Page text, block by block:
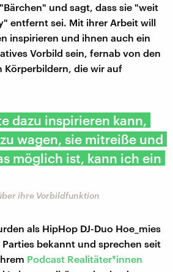
und sagt, dass sie "weit
entfernt sei. Mit ihrer Arbeit will
inspirieren und ihnen auch ein
Vorbild sein, fernab von den
Körperbildern, die wir auf
dazu inspirieren kann,
wagen, sie mitreiße und
möglich ist, kann ich ein
ihre Vorbildfunktion
als HipHop DJ-Duo Hoe_mies
bekannt und sprechen seit
Podcast Realitäter*innen